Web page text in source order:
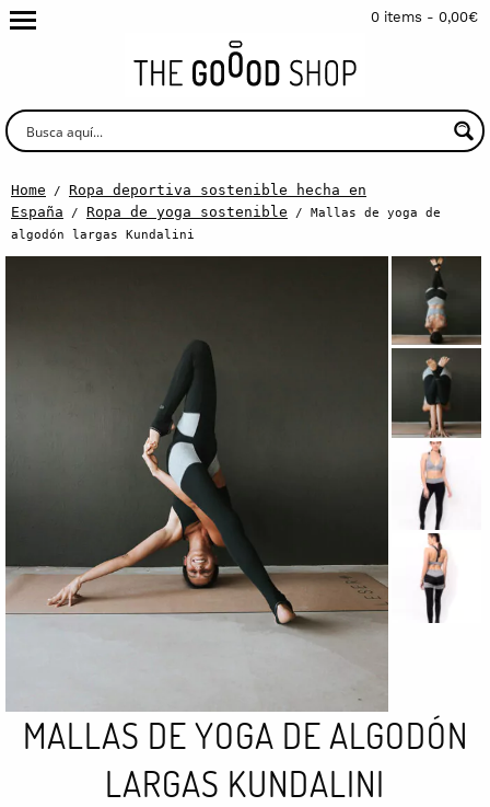
0 items - 0,00€
Home / Ropa deportiva sostenible hecha en
España / Ropa de yoga sostenible / Mallas de yoga de
algodón largas Kundalini
MALLAS DE YOGA DE ALGODÓN
LARGAS KUNDALINI